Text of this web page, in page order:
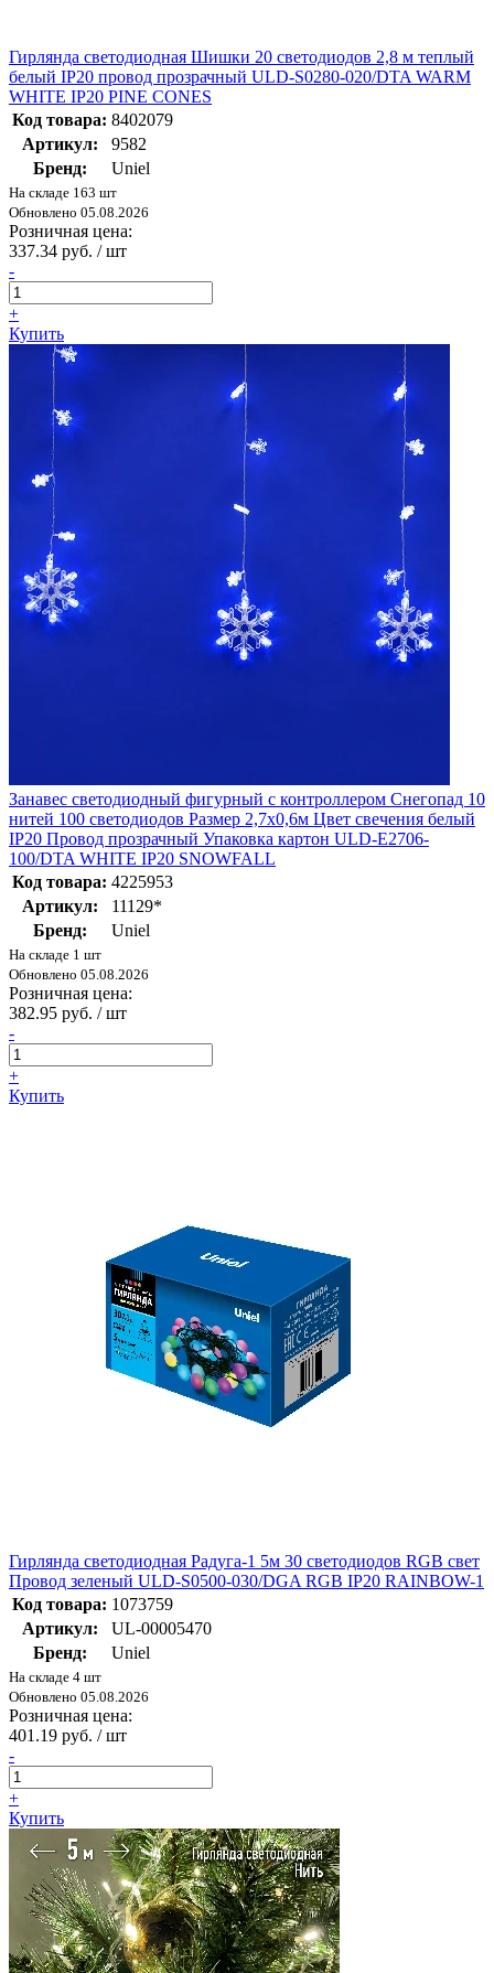
Гирлянда светодиодная Шишки 20 светодиодов 2,8 м теплый
белый IP20 провод прозрачный ULD-S0280-020/DTA WARM
WHITE IP20 PINE CONES
Код товара: 8402079
Артикул:
9582
Бренд:
Uniel
На складе 163 шт
Обновлено 05.08.2026
Розничная цена:
337.34 руб. / шт
-
+
Купить
Занавес светодиодный фигурный с контроллером Снегопад 10
нитей 100 светодиодов Размер 2,7х0,6м Цвет свечения белый
IP20 Провод прозрачный Упаковка картон ULD-E2706-
100/DTA WHITE IP20 SNOWFALL
Код товара: 4225953
Артикул:
11129*
Бренд:
Uniel
На складе 1 шт
Обновлено 05.08.2026
Розничная цена:
382.95 руб. / шт
-
+
Купить
Гирлянда светодиодная Радуга-1 5м 30 светодиодов RGB свет
Провод зеленый ULD-S0500-030/DGA RGB IP20 RAINBOW-1
Код товара: 1073759
Артикул:
UL-00005470
Бренд:
Uniel
На складе 4 шт
Обновлено 05.08.2026
Розничная цена:
401.19 руб. / шт
-
+
Купить